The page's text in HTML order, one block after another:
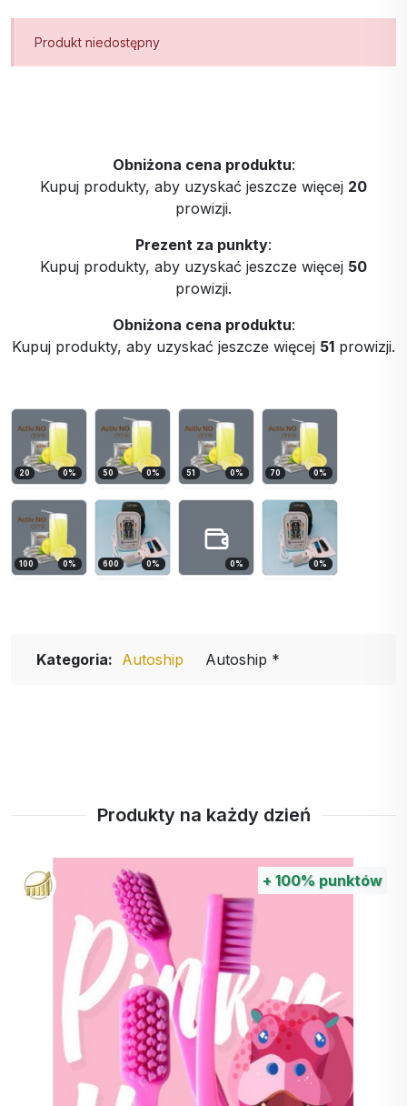
Produkt niedostępny
Obniżona cena produktu:
Kupuj produkty, aby uzyskać jeszcze więcej 20
prowizji.
Prezent za punkty:
Kupuj produkty, aby uzyskać jeszcze więcej 50
prowizji.
Obniżona cena produktu:
Kupuj produkty, aby uzyskać jeszcze więcej 51 prowizji.
20 0% 50 0% 51 0% 70 0%
100 0% 600 0% 0% 0%
Kategoria: Autoship Autoship *
Produkty na każdy dzień
+30%